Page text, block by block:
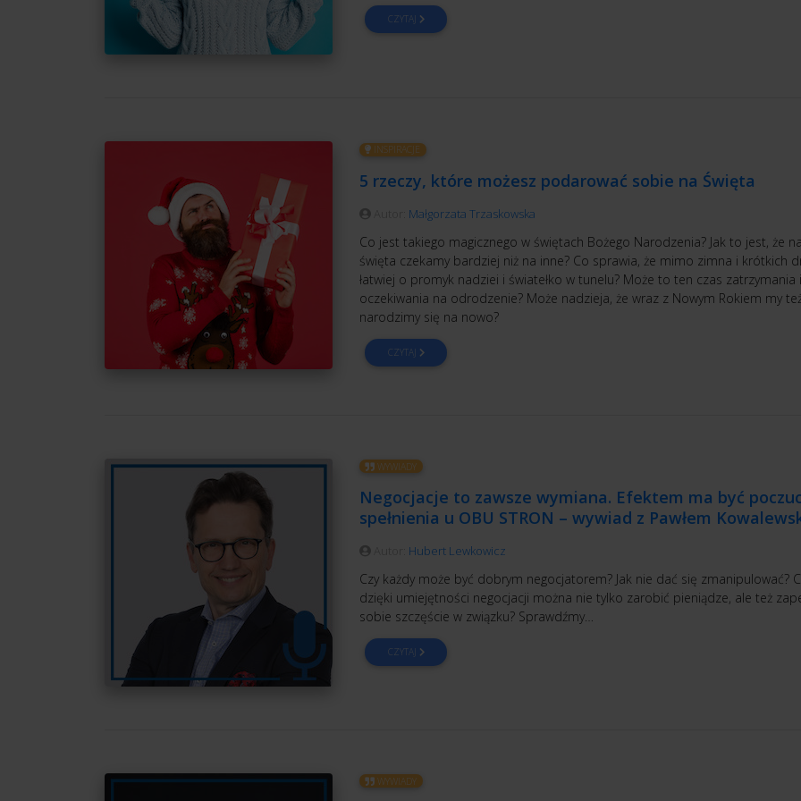
CZYTAJ
INSPIRACJE
5 rzeczy, które możesz podarować sobie na Święta
Małgorzata Trzaskowska
Co jest takiego magicznego w świętach Bożego Narodzenia? Jak to jest, że
święta czekamy bardziej niż na inne? Co sprawia, że mimo zimna i krótkich
łatwiej o promyk nadziei i światełko w tunelu? Może to ten czas zatrzymania i
oczekiwania na odrodzenie? Może nadzieja, że wraz z Nowym Rokiem my
narodzimy się na nowo?
CZYTAJ
WYWIADY
Negocjacje to zawsze wymiana. Efektem ma być
spełnienia u OBU STRON – wywiad z Pawłem
Hubert Lewkowicz
Czy każdy może być dobrym negocjatorem? Jak nie dać się zmanipulować?
dzięki umiejętności negocjacji można nie tylko zarobić pieniądze, ale też
sobie szczęście w związku? Sprawdźmy…
CZYTAJ
WYWIADY